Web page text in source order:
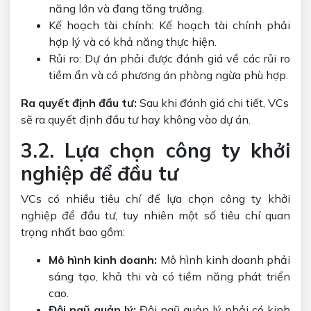
năng lớn và đang tăng trưởng.
Kế hoạch tài chính: Kế hoạch tài chính phải
hợp lý và có khả năng thực hiện.
Rủi ro: Dự án phải được đánh giá về các rủi ro
tiềm ẩn và có phương án phòng ngừa phù hợp.
Ra quyết định đầu tư: Sau khi đánh giá chi tiết, VCs
sẽ ra quyết định đầu tư hay không vào dự án.
3.2. Lựa chọn công ty khởi
nghiệp để đầu tư
VCs có nhiều tiêu chí để lựa chọn công ty khởi
nghiệp để đầu tư, tuy nhiên một số tiêu chí quan
trọng nhất bao gồm:
Mô hình kinh doanh: Mô hình kinh doanh phải
sáng tạo, khả thi và có tiềm năng phát triển
cao.